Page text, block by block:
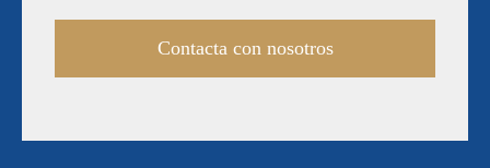
Contacta con nosotros